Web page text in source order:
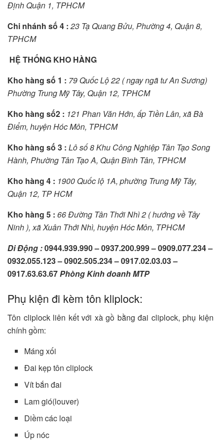
Định Quận 1, TPHCM
Chi nhánh số 4 : 23 Tạ Quang Bửu, Phường 4, Quận 8,
TPHCM
HỆ THỐNG KHO HÀNG
Kho hàng số 1 : 79 Quốc Lộ 22 ( ngay ngã tư An Sương)
Phường Trung Mỹ Tây, Quận 12, TPHCM
Kho hàng số2 : 121 Phan Văn Hớn, ấp Tiền Lân,xã Bà
Điểm, huyện Hóc Môn, TPHCM
Kho hàng số 3 : Lô số 8 Khu Công Nghiệp Tân Tạo Song
Hành, Phường Tân Tạo A, Quận Bình Tân, TPHCM
Kho hàng 4 : 1900 Quốc lộ 1A, phường Trung Mỹ Tây,
Quận 12, TPHCM
Kho hàng 5 : 66 Đường Tân Thới Nhì 2 ( hướng về Tây
Ninh ),xã Xuân Thới Nhì, huyện Hóc Môn, TPHCM
Di Động :0944.939.990 – 0937.200.999 – 0909.077.234 –
0932.055.123 – 0902.505.234 – 0917.02.03.03 –
0917.63.63.67Phòng Kinh doanh MTP
Phụ kiện đi kèm tôn kliplock:
Tôn cliplock liên kết với xà gồ bằng đai cliplock, phụ kiện
chính gồm:
Máng xối
Đai kẹp tôn cliplock
Vít bắn đai
Lam gió(louver)
Diềm các loại
Úp nóc